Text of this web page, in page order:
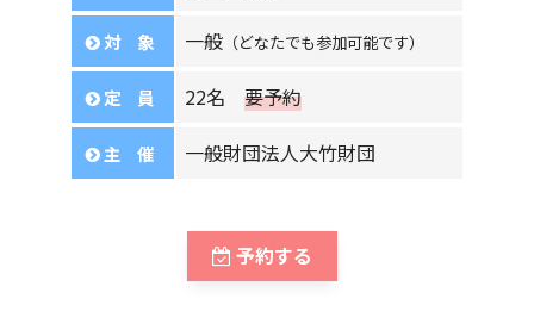
対 象 一般 （どなたでも参加可能です）
定 員 22名 要予約
主 催 一般財団法人大竹財団
予約する